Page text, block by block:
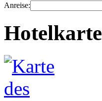
Anreise:
Hotelkarte